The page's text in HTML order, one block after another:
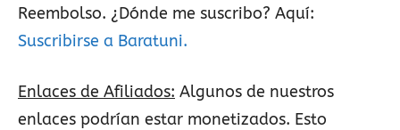
Reembolso. ¿Dónde me suscribo? Aquí:
Suscribirse a Baratuni.
Enlaces de Afiliados: Algunos de nuestros
enlaces podrían estar monetizados. Esto